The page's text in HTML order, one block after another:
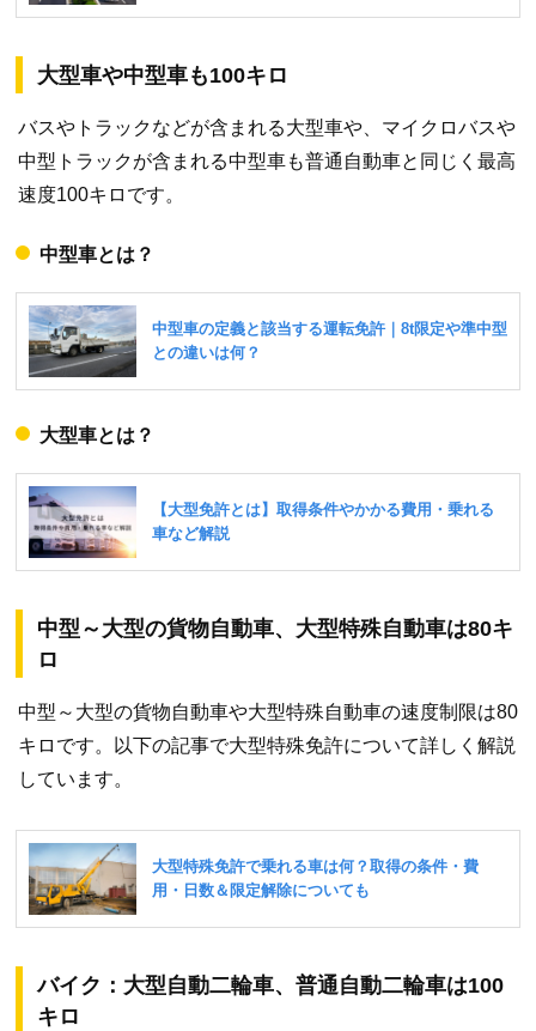
大型車や中型車も100キロ
バスやトラックなどが含まれる大型車や、マイクロバスや
中型トラックが含まれる中型車も普通自動車と同じく最高
速度100キロです。
中型車とは？
大型車とは？
中型～大型の貨物自動車、大型特殊自動車は80キ
ロ
中型～大型の貨物自動車や大型特殊自動車の速度制限は80
キロです。以下の記事で大型特殊免許について詳しく解説
しています。
バイク：大型自動二輪車、普通自動二輪車は100
キロ